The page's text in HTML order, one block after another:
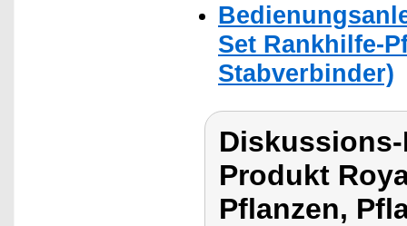
Set Rankhilfe-
Stabverbinder)
Produkt
Pflanzen,